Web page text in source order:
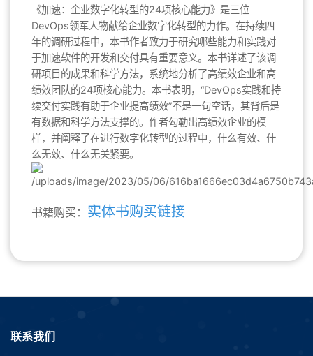
《加速：企业数字化转型的24项核心能力》是三位
DevOps领军人物献给企业数字化转型的力作。在持续四
年的调研过程中，本书作者致力于研究哪些能力和实践对
于加速软件的开发和交付具有重要意义。本书详述了该调
研项目的成果和科学方法，系统地分析了高绩效企业和高
绩效团队的24项核心能力。本书表明，“DevOps实践和持
续交付实践有助于企业提高绩效”不是一句空话，其背后是
有数据和科学方法支撑的。作者勾勒出高绩效企业的模
样，并阐释了在进行数字化转型的过程中，什么有效、什
么无效、什么无关紧要。
书籍购买： 实体书购买链接
联系我们